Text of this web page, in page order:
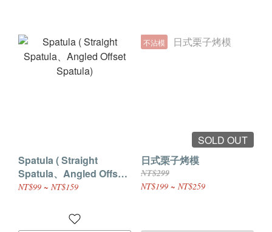
Spatula ( Straight
Spatula、Angled Offset
Spatula)
NT$99 ~ NT$159
不沾模
SOLD OUT
日式栗子烤模
NT$299
NT$199 ~ NT$259